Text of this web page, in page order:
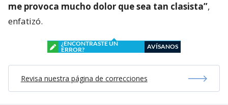
me provoca mucho dolor que sea tan clasista”,
enfatizó.
¿ENCONTRASTE UN
ERROR?
AVÍSANOS
Revisa nuestra página de correcciones